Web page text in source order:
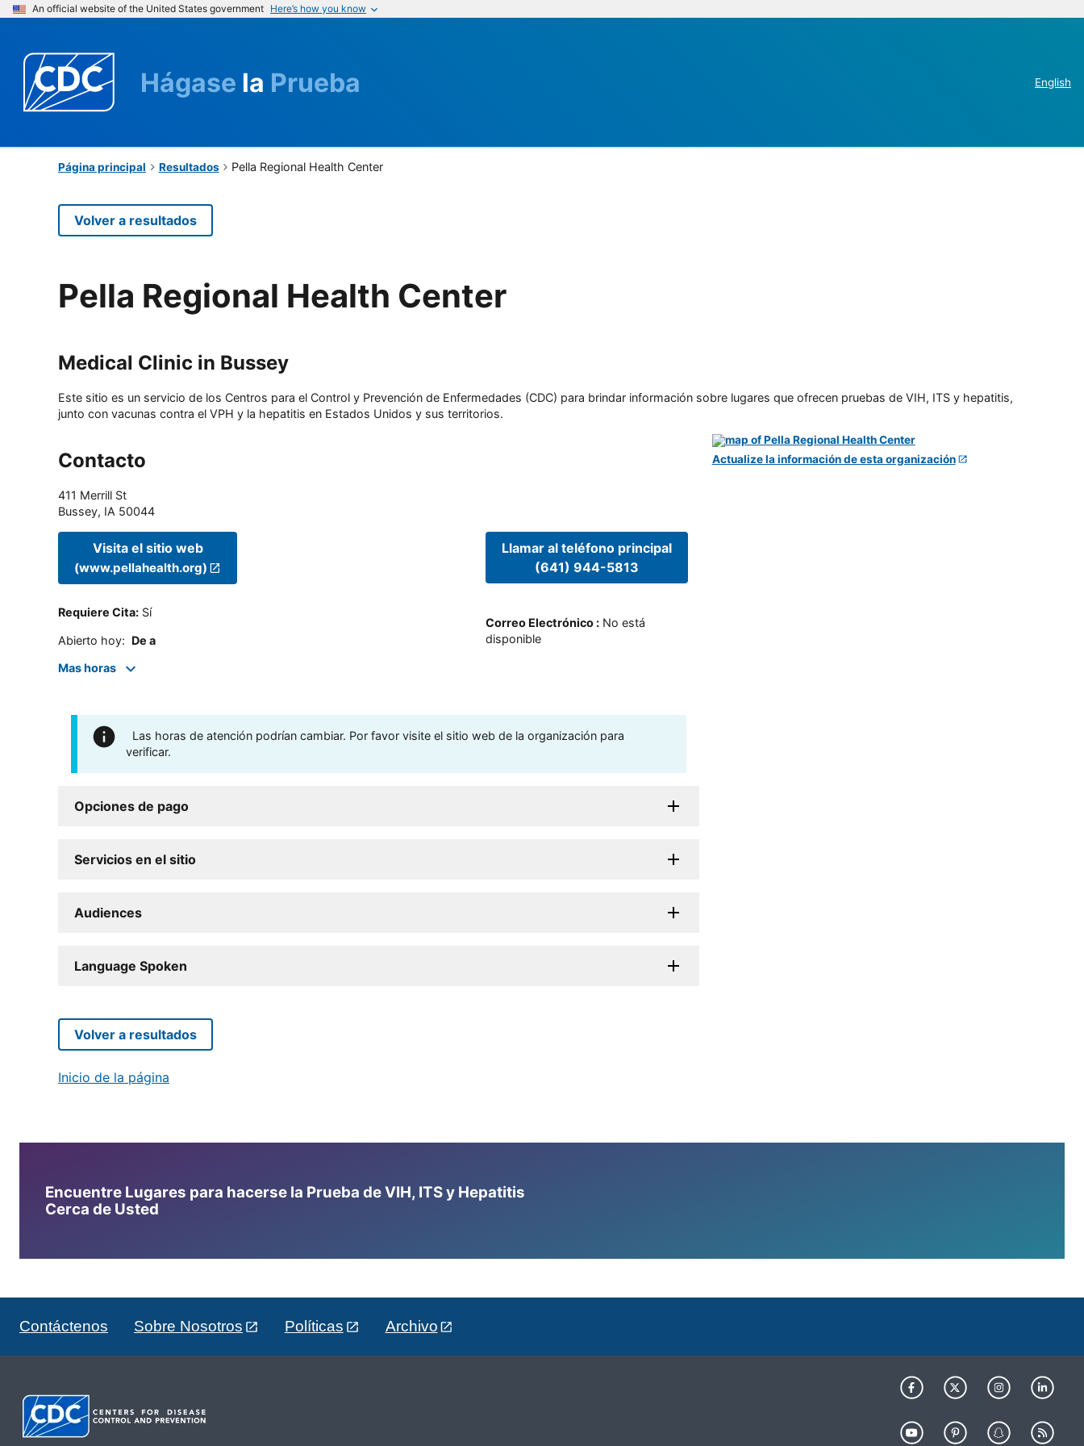
An official website of the United States government Here’s how you know
Hágase la Prueba English
Página principal Resultados Pella Regional Health Center
Volver a resultados
Pella Regional Health Center
Medical Clinic in Bussey
Este sitio es un servicio de los Centros para el Control y Prevención de Enfermedades (CDC) para brindar información sobre lugares que ofrecen pruebas de VIH, ITS y hepatitis,
junto con vacunas contra el VPH y la hepatitis en Estados Unidos y sus territorios.
Contacto
411 Merrill St
Bussey, IA 50044
Visita el sitio web
(www.pellahealth.org)
Requiere Cita: Sí
Abierto hoy: De a
Mas horas
Llamar al teléfono principal
(641) 944-5813
Correo Electrónico: No está
disponible
Las horas de atención podrían cambiar. Por favor visite el sitio web de la organización para
verificar.
Opciones de pago
Servicios en el sitio
Audiences
Language Spoken
Actualize la información de esta organización
Volver a resultados
Inicio de la página
Encuentre Lugares para hacerse la Prueba de VIH, ITS y Hepatitis
Cerca de Usted
Contáctenos Sobre Nosotros Políticas Archivo